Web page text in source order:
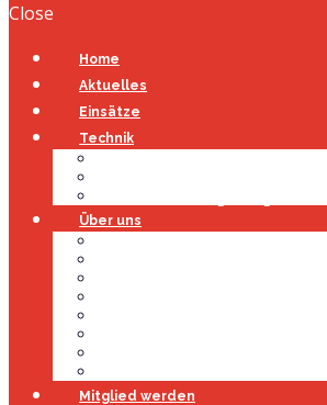
Close
Home
Aktuelles
Einsätze
Technik
Über uns
Mitglied werden